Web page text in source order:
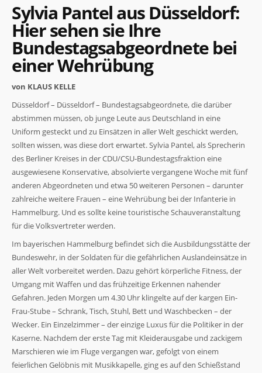
Sylvia Pantel aus Düsseldorf:
Hier sehen sie Ihre
Bundestagsabgeordnete bei
einer Wehrübung
von KLAUS KELLE
Düsseldorf – Düsseldorf – Bundestagsabgeordnete, die darüber
abstimmen müssen, ob junge Leute aus Deutschland in eine
Uniform gesteckt und zu Einsätzen in aller Welt geschickt werden,
sollten wissen, was diese dort erwartet. Sylvia Pantel, als Sprecherin
des Berliner Kreises in der CDU/CSU-Bundestagsfraktion eine
ausgewiesene Konservative, absolvierte vergangene Woche mit fünf
anderen Abgeordneten und etwa 50 weiteren Personen – darunter
zahlreiche weitere Frauen – eine Wehrübung bei der Infanterie in
Hammelburg. Und es sollte keine touristische Schauveranstaltung
für die Volksvertreter werden.
Im bayerischen Hammelburg befindet sich die Ausbildungsstätte der
Bundeswehr, in der Soldaten für die gefährlichen Auslandeinsätze in
aller Welt vorbereitet werden. Dazu gehört körperliche Fitness, der
Umgang mit Waffen und das frühzeitige Erkennen nahender
Gefahren. Jeden Morgen um 4.30 Uhr klingelte auf der kargen Ein-
Frau-Stube – Schrank, Tisch, Stuhl, Bett und Waschbecken – der
Wecker. Ein Einzelzimmer – der einzige Luxus für die Politiker in der
Kaserne. Nachdem der erste Tag mit Kleiderausgabe und zackigem
Marschieren wie im Fluge vergangen war, gefolgt von einem
feierlichen Gelöbnis mit Musikkapelle, ging es auf den Schießstand
Notwendig
Diese
Cookies
sind nicht
optional. Sie
werden
benötigt,
Website
funktioniert.
Statistiken
Damit wir die
Funktionalität
und Struktur
der Website
basierend
auf der
Nutzung der
Website
verbessern
können.